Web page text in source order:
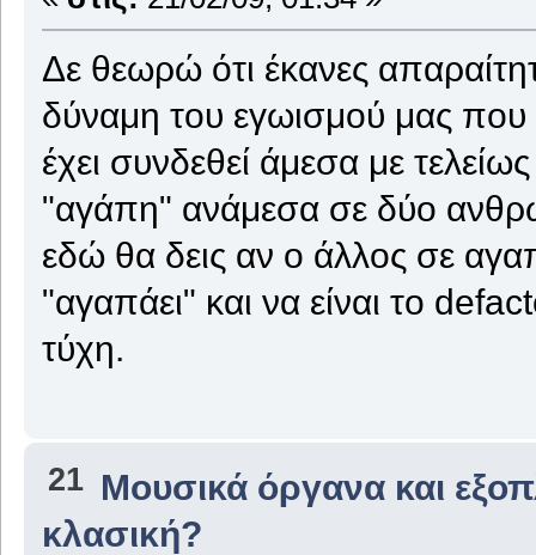
Δε θεωρώ ότι έκανες
δύναμη του εγωισμού μας που
έχει συνδεθεί άμεσα με
"αγάπη" ανάμεσα σε δύο
εδώ θα δεις αν ο άλλος σε
"αγαπάει" και να είναι το
τύχη.
21 Μουσικά όργανα και
κλασική?